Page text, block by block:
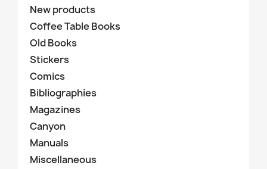
New products
Coffee Table Books
Old Books
Stickers
Comics
Bibliographies
Magazines
Canyon
Manuals
Miscellaneous